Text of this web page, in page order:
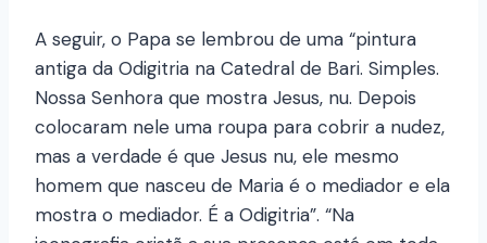
A seguir, o Papa se lembrou de uma “pintura
antiga da Odigitria na Catedral de Bari. Simples.
Nossa Senhora que mostra Jesus, nu. Depois
colocaram nele uma roupa para cobrir a nudez,
mas a verdade é que Jesus nu, ele mesmo
homem que nasceu de Maria é o mediador e ela
mostra o mediador. É a Odigitria”. “Na